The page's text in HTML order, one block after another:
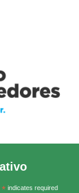
*indicates required